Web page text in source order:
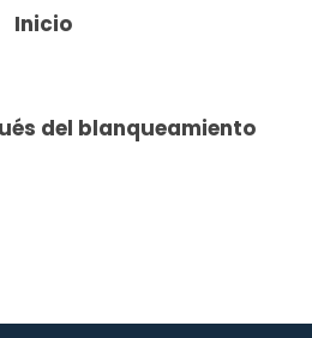
Inicio
del blanqueamiento